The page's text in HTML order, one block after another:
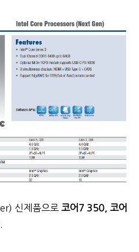
신제품으로 코어7 350, 코어